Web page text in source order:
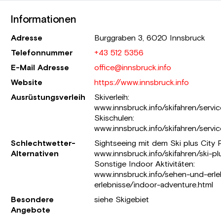
Informationen
Adresse
Burggraben 3, 6020 Innsbruck
Telefonnummer
+43 512 5356
E-Mail Adresse
office@innsbruck.info
Website
https://www.innsbruck.info
Ausrüstungsverleih
Skiverleih:
www.innsbruck.info/skifahren/
Skischulen:
www.innsbruck.info/skifahren/
Schlechtwetter-
Alternativen
Sightseeing mit dem Ski plus City
www.innsbruck.info/skifahren/ski-
Sonstige Indoor Aktivitäten:
www.innsbruck.info/sehen-und-
erlebnisse/indoor-adventure.html
Besondere
Angebote
siehe Skigebiet